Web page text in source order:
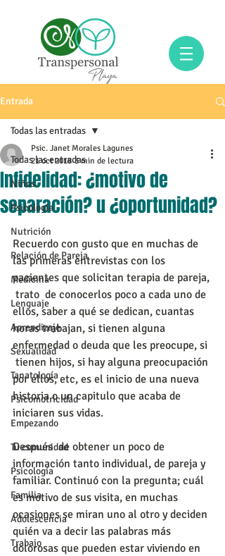
Entrada
Todas las entradas
Niños
Psicología
Nutrición
Relación de Pareja
Medicina
Lenguaje
Aprendizaje
Sexualidad
Tanatología
Psicomotricidad
Empezando
Tu comunidad
Psicología
Familia
Adolescencia
Trabajo
Todas las entradas
Infidelidad: ¿motivo de
separación? u ¿oportunidad?
Psic. Janet Morales Lagunes
21 oct 2018 3 min de lectura
Recuerdo con gusto que en muchas de
las primeras entrevistas con los
pacientes que solicitan terapia de pareja,
trato  de conocerlos poco a cada uno de
ellos, saber a qué se dedican, cuantas
horas trabajan, si tienen alguna
enfermedad o deuda que les preocupe, si
tienen hijos, si hay alguna preocupación
por ellos, etc, es el inicio de una nueva
historia o un capitulo que acaba de
iniciaren sus vidas.
Después  de obtener un poco de
información tanto individual, de pareja y
familiar. Continuó con la pregunta; cuál
es motivo de sus visita, en muchas
ocasiones se miran uno al otro y deciden
quién va a decir las palabras más
dolorosas que pueden estar viviendo en